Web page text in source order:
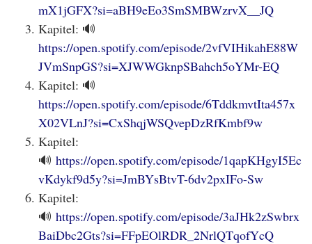
mX1jGFX?si=aBH9eEo3SmSMBWzrvX__JQ
Kapitel: 🔊
https://open.spotify.com/episode/2vfVIHikahE88W
JVmSnpGS?si=XJWWGknpSBahch5oYMr-EQ
Kapitel: 🔊
https://open.spotify.com/episode/6TddkmvtIta457x
X02VLnJ?si=CxShqjWSQvepDzRfKmbf9w
Kapitel:
🔊 https://open.spotify.com/episode/1qapKHgyI5Ec
vKdykf9d5y?si=JmBYsBtvT-6dv2pxIFo-Sw
Kapitel:
🔊 https://open.spotify.com/episode/3aJHk2zSwbrx
BaiDbc2Gts?si=FFpEOlRDR_2NrlQTqofYcQ